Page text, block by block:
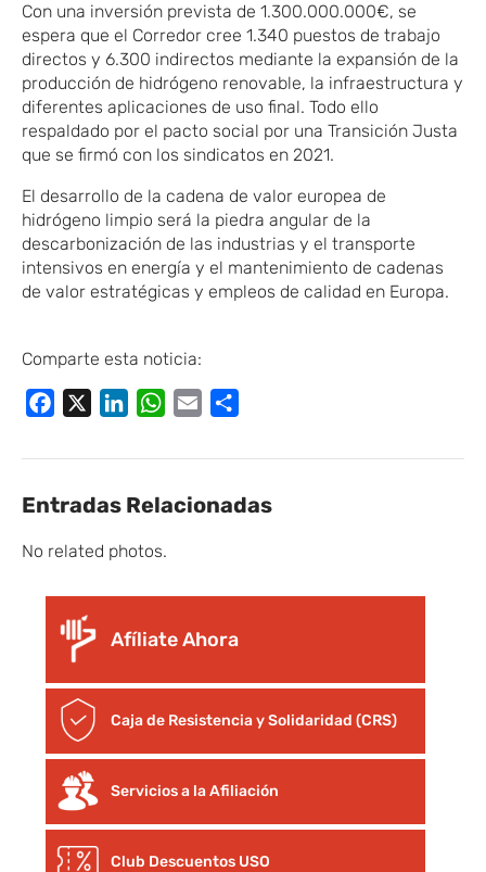
Con una inversión prevista de 1.300.000.000€, se
espera que el Corredor cree 1.340 puestos de trabajo
directos y 6.300 indirectos mediante la expansión de la
producción de hidrógeno renovable, la infraestructura y
diferentes aplicaciones de uso final. Todo ello
respaldado por el pacto social por una Transición Justa
que se firmó con los sindicatos en 2021.
El desarrollo de la cadena de valor europea de
hidrógeno limpio será la piedra angular de la
descarbonización de las industrias y el transporte
intensivos en energía y el mantenimiento de cadenas
de valor estratégicas y empleos de calidad en Europa.
Comparte esta noticia:
Facebook LinkedInWhatsApp
Email
Entradas Relacionadas
No related photos.
Afíliate Ahora
Caja de Resistencia y Solidaridad (CRS)
Servicios a la Afiliación
Club Descuentos USO